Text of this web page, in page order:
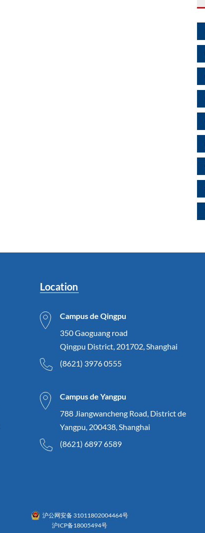
Location
Campus de Qingpu
350 Gaoguang road
Qingpu District, 201702, Shanghai
(8621) 3976 0555
Campus de Yangpu
788 Jiangwancheng Road, District de
Yangpu, 200438, Shanghai
(8621) 6897 6589
沪公网安备 31011802004464号
沪ICP备18005494号